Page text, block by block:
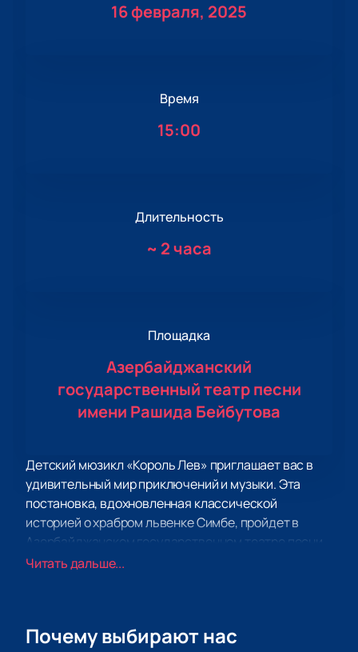
16 февраля, 2025
Время
15:00
Длительность
~ 2 часа
Площадка
Азербайджанский
государственный театр песни
имени Рашида Бейбутова
Детский мюзикл «Король Лев» приглашает вас в
удивительный мир приключений и музыки. Эта
постановка, вдохновленная классической
историей о храбром львенке Симбе, пройдет в
Азербайджанском государственном театре песни
имени Рашида Бейбутова.
удивительные персонажи, яркие декорации и
Читать дальше...
Почему выбирают нас